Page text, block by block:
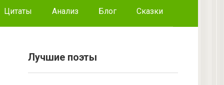
Цитаты Анализ Блог Сказки
Лучшие поэты